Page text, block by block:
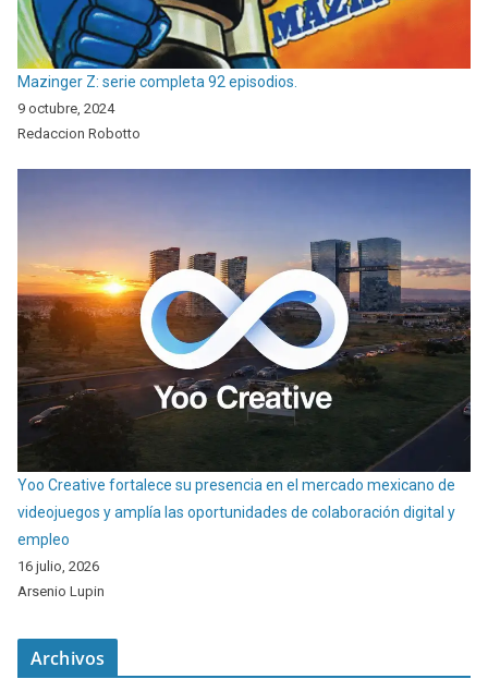
Mazinger Z: serie completa 92 episodios.
9 octubre, 2024
Redaccion Robotto
Yoo Creative fortalece su presencia en el mercado mexicano de
videojuegos y amplía las oportunidades de colaboración digital y
empleo
16 julio, 2026
Arsenio Lupin
Archivos